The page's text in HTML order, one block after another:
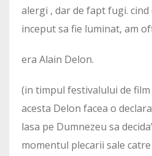
alergi , dar de fapt fugi.
inceput sa fie luminat, am
era Alain Delon.
(in timpul festivalului de film
acesta Delon facea o
lasa pe Dumnezeu sa
momentul plecarii sale